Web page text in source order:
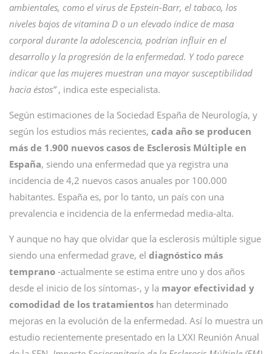
ambientales, como el virus de Epstein-Barr, el tabaco, los
niveles bajos de vitamina D o un elevado índice de masa
corporal durante la adolescencia, podrían influir en el
desarrollo y la progresión de la enfermedad. Y todo parece
indicar que las mujeres muestran una mayor susceptibilidad
hacia éstos”, indica este especialista.
Según estimaciones de la Sociedad España de Neurología, y
según los estudios más recientes, cada año se producen
más de 1.900 nuevos casos de Esclerosis Múltiple en
España, siendo una enfermedad que ya registra una
incidencia de 4,2 nuevos casos anuales por 100.000
habitantes. España es, por lo tanto, un país con una
prevalencia e incidencia de la enfermedad media-alta.
Y aunque no hay que olvidar que la esclerosis múltiple sigue
siendo una enfermedad grave, el diagnóstico más
temprano -actualmente se estima entre uno y dos años
desde el inicio de los síntomas-, y la mayor efectividad y
comodidad de los tratamientos han determinado
mejoras en la evolución de la enfermedad. Así lo muestra un
estudio recientemente presentado en la LXXI Reunión Anual